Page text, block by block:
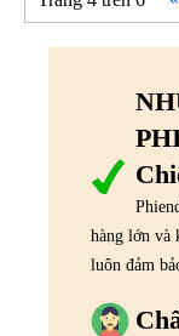
hàng lớn và
luôn đảm